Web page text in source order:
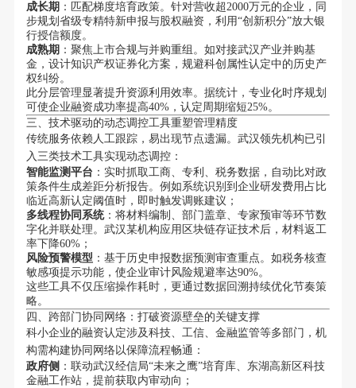
成长期 ：匹配梯度培育政策。针对营收超2000万元的企业，同
步规划省级专精特新申报与股权融资，利用“创新积分”放大银
行授信额度。
成熟期 ：聚焦上市合规与并购重组。如对接武汉产业并购基
金，设计知识产权证券化方案，规避科创属性认定中的历史产
权纠纷。
此分层管理显著提升资源利用效率。据统计，专业化时序规划
可使企业融资成功率提高40%，认定周期缩短25%。
三、技术驱动的动态调控工具重塑管理精度
传统服务依赖人工跟踪，易出现节点遗漏。武汉领先机构已引
入三类技术工具实现动态调控：
智能监测平台 ：实时抓取工商、专利、税务数据，自动比对政
策条件生成差距分析报告。例如系统识别到企业研发费用占比
临近高新认定阈值时，即时触发调账建议；
多线程协同系统：将材料编制、部门盖章、专家预审等环节数
字化并联处理。武汉某机构应用区块链存证技术后，材料返工
率下降60%；
风险预警模型 ：基于历史申报数据预测审查重点。如税务核查
敏感项提示功能，使企业审计风险规避率达90%。
这些工具不仅压缩操作耗时，更通过数据回溯持续优化节奏策
略。
四、跨部门协同网络：打破资源壁垒的关键支撑
科小企业的融资认定涉及科技、工信、金融监管等多部门，机
构需构建协同网络以保障流程畅通：
政府侧 ：联动武汉经信局“未来之鹰”培育库、东湖高新区科技
金融工作站，提前获取内审动向；